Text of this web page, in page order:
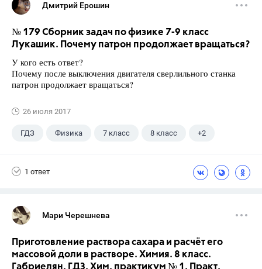
Дмитрий Ерошин
№ 179 Сборник задач по физике 7-9 класс
Лукашик. Почему патрон продолжает вращаться?
У кого есть ответ?
Почему после выключения двигателя сверлильного станка
патрон продолжает вращаться?
26 июля 2017
ГДЗ Физика 7 класс 8 класс +2
1 ответ
Мари Черешнева
Приготовление раствора сахара и расчёт его
массовой доли в растворе. Химия. 8 класс.